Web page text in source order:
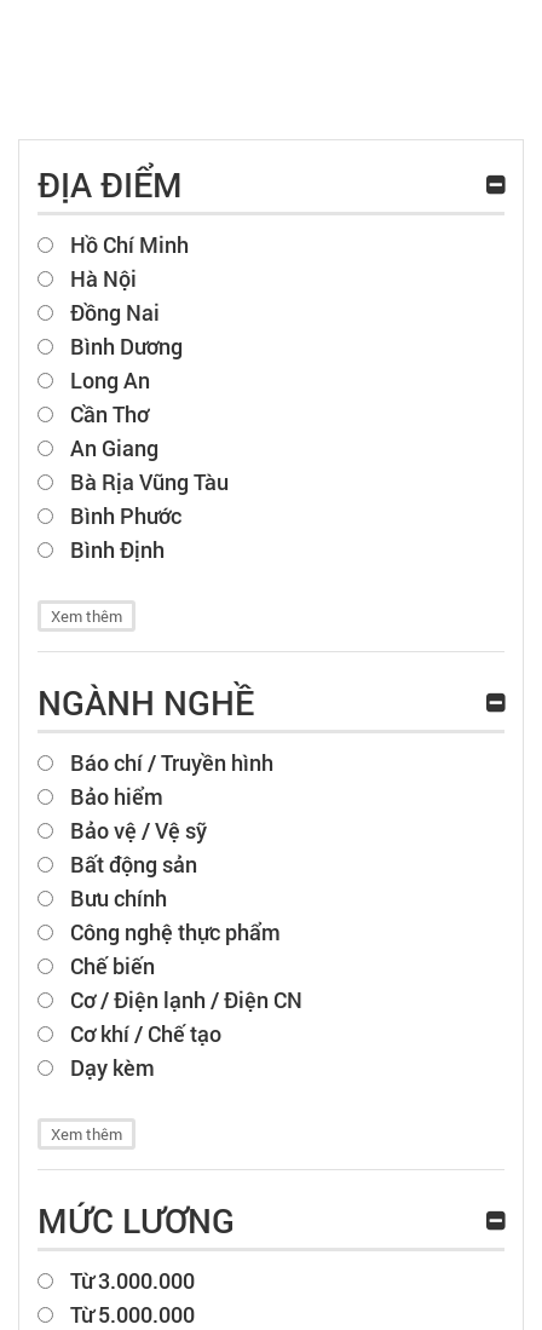
ĐỊA ĐIỂM
Hồ Chí Minh
Hà Nội
Đồng Nai
Bình Dương
Long An
Cần Thơ
An Giang
Bà Rịa Vũng Tàu
Bình Phước
Bình Định
Xem thêm
NGÀNH NGHỀ
Báo chí / Truyền hình
Bảo hiểm
Bảo vệ / Vệ sỹ
Bất động sản
Bưu chính
Công nghệ thực phẩm
Chế biến
Cơ / Điện lạnh / Điện CN
Cơ khí / Chế tạo
Dạy kèm
Xem thêm
MỨC LƯƠNG
Từ 3.000.000
Từ 5.000.000